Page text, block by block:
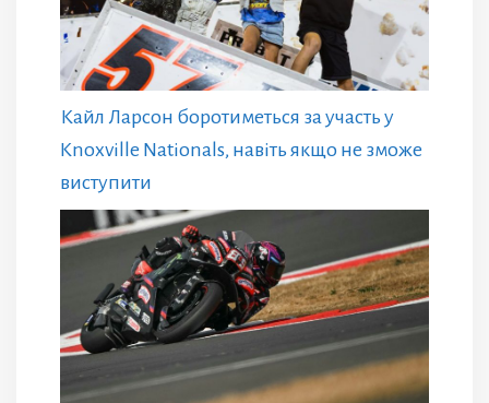
Кайл Ларсон боротиметься за участь у
Knoxville Nationals, навіть якщо не зможе
виступити